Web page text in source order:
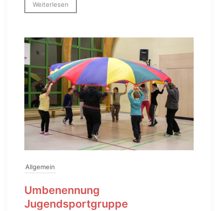
Weiterlesen
Allgemein
Umbenennung
Jugendsportgruppe